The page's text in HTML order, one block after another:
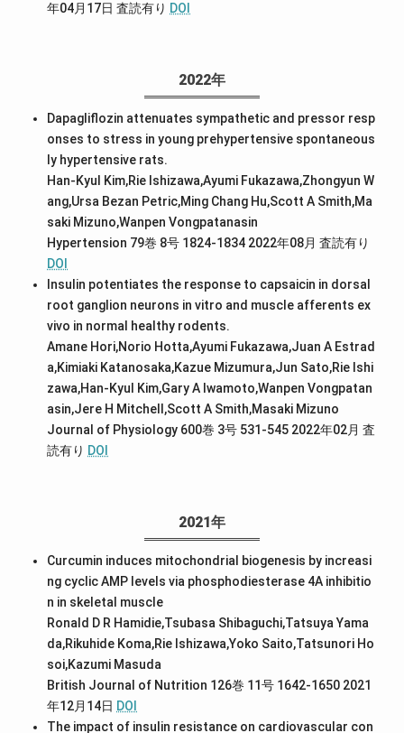
年04月17日査読有り DOI
2022年
Dapagliflozin attenuates sympathetic and pressor resp
onses to stress in young prehypertensive spontaneous
ly hypertensive rats.
Han-Kyul Kim,Rie Ishizawa,Ayumi Fukazawa,Zhongyun W
ang,Ursa Bezan Petric,Ming Chang Hu,Scott A Smith,Ma
saki Mizuno,Wanpen Vongpatanasin
Hypertension 79巻 8号 1824-1834 2022年08月査読有り
DOI
Insulin potentiates the response to capsaicin in dorsal
root ganglion neurons in vitro and muscle afferents ex
vivo in normal healthy rodents.
Amane Hori,Norio Hotta,Ayumi Fukazawa,Juan A Estrad
a,Kimiaki Katanosaka,Kazue Mizumura,Jun Sato,Rie Ishi
zawa,Han-Kyul Kim,Gary A Iwamoto,Wanpen Vongpatan
asin,Jere H Mitchell,Scott A Smith,Masaki Mizuno
Journal of Physiology 600巻 3号 531-545 2022年02月査
読有り DOI
2021年
Curcumin induces mitochondrial biogenesis by increasi
ng cyclic AMP levels via phosphodiesterase 4A inhibitio
n in skeletal muscle
Ronald D R Hamidie,Tsubasa Shibaguchi,Tatsuya Yama
da,Rikuhide Koma,Rie Ishizawa,Yoko Saito,Tatsunori Ho
soi,Kazumi Masuda
British Journal of Nutrition 126巻 11号 1642-1650 2021
年12月14日 DOI
The impact of insulin resistance on cardiovascular con